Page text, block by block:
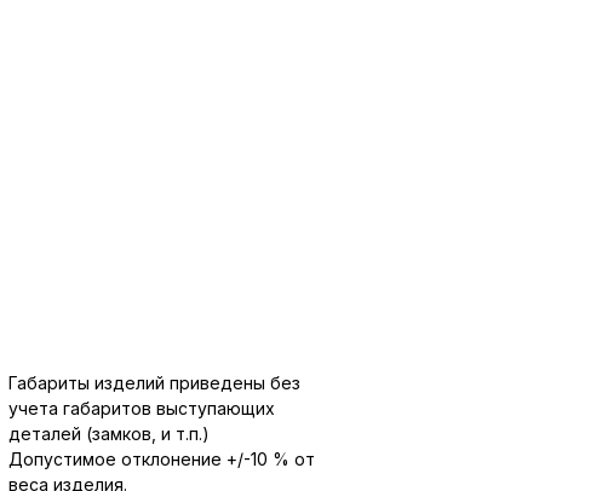
Габариты изделий приведены без
учета габаритов выступающих
деталей (замков, и т.п.)
Допустимое отклонение +/-10 % от
веса изделия.